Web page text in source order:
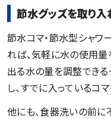
節水グッズを取り入
節水コマ・節水型シャワ
れば、気軽に水の使用量
出る水の量を調整でき
し、すでに入っているコ
他にも、食器洗いの前